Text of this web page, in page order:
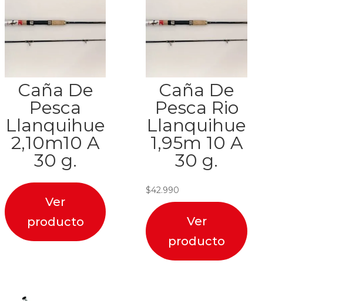
Caña De
Pesca
Llanquihue
2,10m10 A
30 g.
Ver
producto
Caña De
Pesca Rio
Llanquihue
1,95m 10 A
30 g.
$42.990
Ver
producto